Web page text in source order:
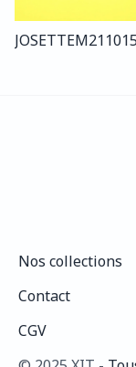
JOSETTEM211015
Nos collections
Contact
CGV